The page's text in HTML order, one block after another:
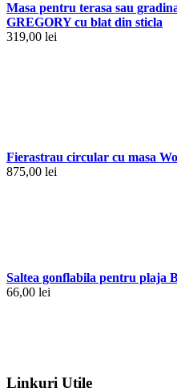
Masa pentru terasa sau
GREGORY cu blat din sticla
319,00 lei
Fierastrau circular cu masa
875,00 lei
Saltea gonflabila pentru plaja
66,00 lei
Linkuri Utile